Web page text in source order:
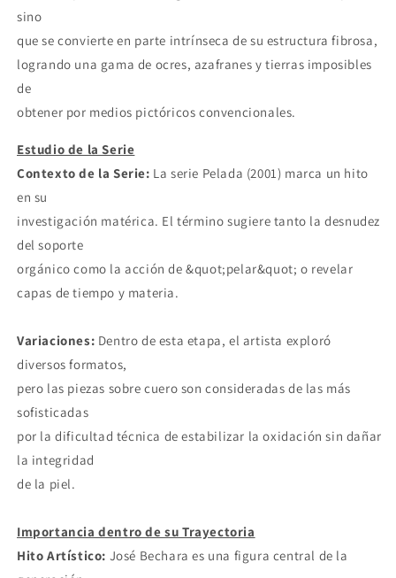
sino
que se convierte en parte intrínseca de su estructura fibrosa,
logrando una gama de ocres, azafranes y tierras imposibles
de
obtener por medios pictóricos convencionales.
Estudio de la Serie
Contexto de la Serie: La serie Pelada (2001) marca un hito
en su
investigación matérica. El término sugiere tanto la desnudez
del soporte
orgánico como la acción de &quot;pelar&quot; o revelar
capas de tiempo y materia.
Variaciones: Dentro de esta etapa, el artista exploró
diversos formatos,
pero las piezas sobre cuero son consideradas de las más
sofisticadas
por la dificultad técnica de estabilizar la oxidación sin dañar
la integridad
de la piel.
Importancia dentro de su Trayectoria
Hito Artístico: José Bechara es una figura central de la